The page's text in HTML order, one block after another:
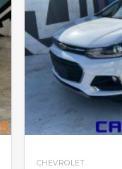
CHEVROLET